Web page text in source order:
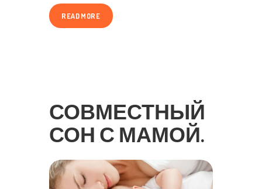
READ MORE
СОВМЕСТНЫЙ
СОН С МАМОЙ.